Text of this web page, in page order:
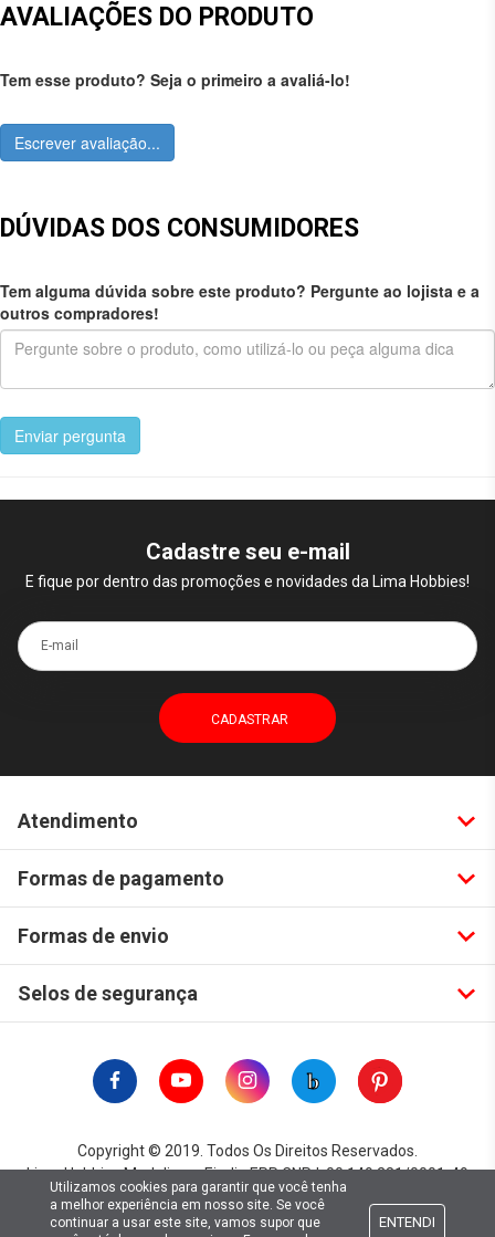
AVALIAÇÕES DO PRODUTO
Tem esse produto? Seja o primeiro a avaliá-lo!
Escrever avaliação...
DÚVIDAS DOS CONSUMIDORES
Tem alguma dúvida sobre este produto? Pergunte ao lojista e a
outros compradores!
Enviar pergunta
Cadastre seu e-mail
E fique por dentro das promoções e novidades da Lima Hobbies!
E-mail
Atendimento
Formas de pagamento
Formas de envio
Selos de segurança
Copyright © 2019. Todos Os Direitos Reservados.
Lima Hobbies Modelismo Eireli - EPP CNPJ: 00.149.281/0001-49
Utilizamos cookies para garantir que você tenha
a melhor experiência em nosso site. Se você
continuar a usar este site, vamos supor que
ENTENDI